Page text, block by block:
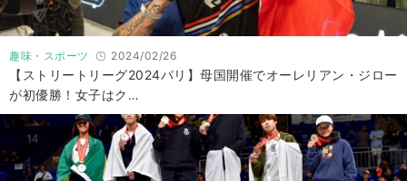
趣味・スポーツ 2024/02/26
【ストリートリーグ2024パリ】母国開催でオーレリアン・ジロー
が初優勝！女子はク…